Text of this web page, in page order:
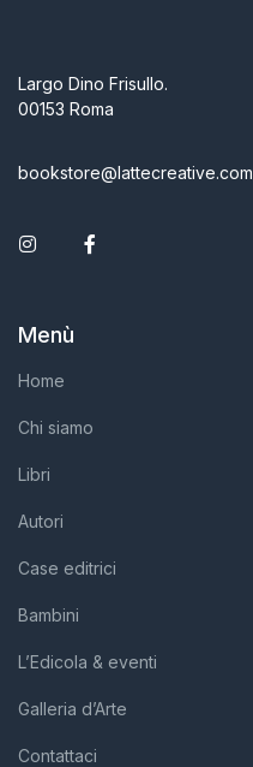
Largo Dino Frisullo.
00153 Roma
bookstore@lattecreative.com
Instagram
Menù
Home
Chi siamo
Libri
Autori
Case editrici
Bambini
L’Edicola & eventi
Galleria d’Arte
Contattaci